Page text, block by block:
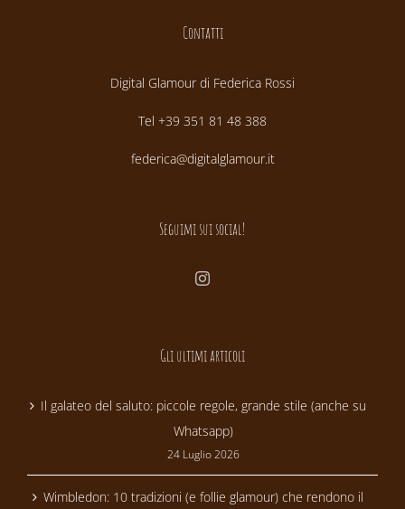
Contatti
Digital Glamour di Federica Rossi
Tel +39 351 81 48 388
federica@digitalglamour.it
Seguimi sui social!
Gli ultimi articoli
Il galateo del saluto: piccole regole, grande stile (anche su
Whatsapp)
24 Luglio 2026
Wimbledon: 10 tradizioni (e follie glamour) che rendono il